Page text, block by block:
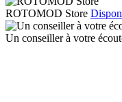
ROTOMOD Store
Un conseiller à votre